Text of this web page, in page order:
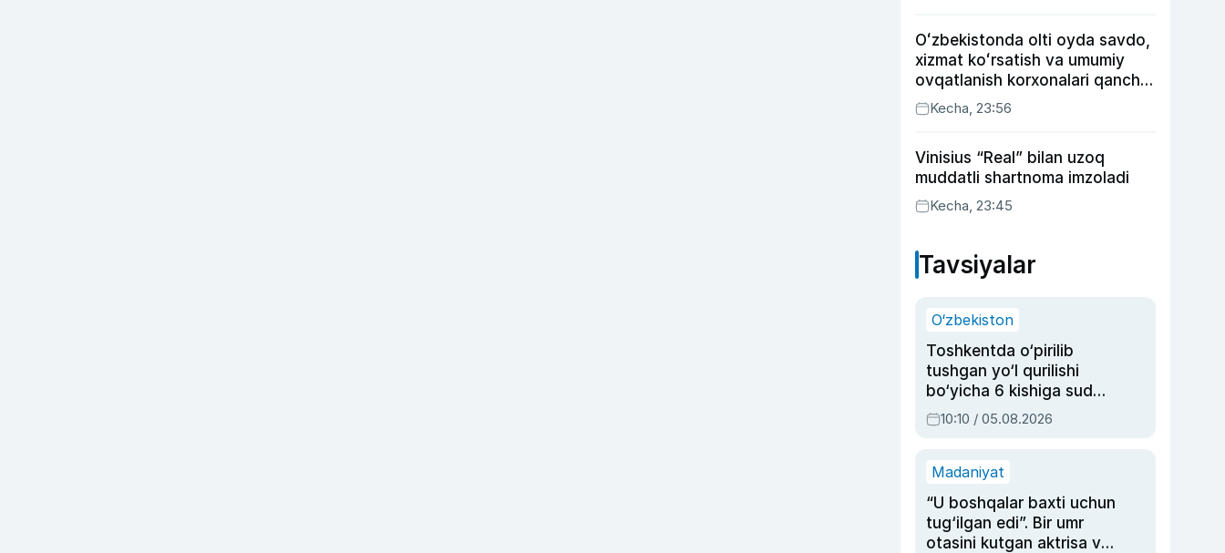
Oʻzbekistonda olti oyda savdo,
xizmat koʻrsatish va umumiy
ovqatlanish korxonalari qancha
soliq toʻlagani ochiqlandi
Kecha, 23:56
Vinisius “Real” bilan uzoq
muddatli shartnoma imzoladi
Kecha, 23:45
Tavsiyalar
O‘zbekiston
Toshkentda o‘pirilib
tushgan yo‘l qurilishi
bo‘yicha 6 kishiga sud
hukmi o‘qildi
10:10 / 05.08.2026
Madaniyat
“U boshqalar baxti uchun
tug‘ilgan edi”. Bir umr
otasini kutgan aktrisa va